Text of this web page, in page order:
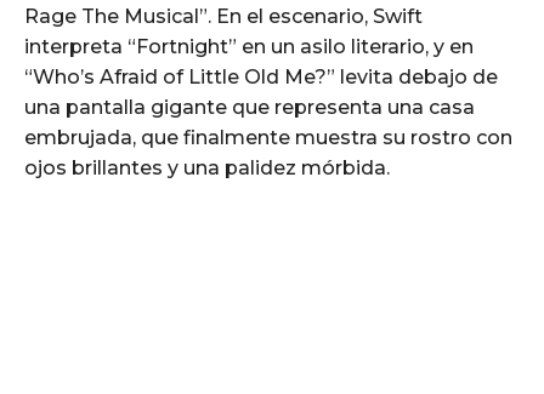
Rage The Musical”. En el escenario, Swift
interpreta “Fortnight” en un asilo literario, y en
“Who’s Afraid of Little Old Me?” levita debajo de
una pantalla gigante que representa una casa
embrujada, que finalmente muestra su rostro con
ojos brillantes y una palidez mórbida.